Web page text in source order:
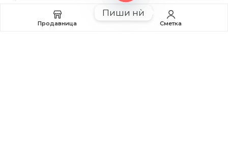
Плаќање и Поврат на Средства
Продавница Сметка
Пиши нѝ
chaty